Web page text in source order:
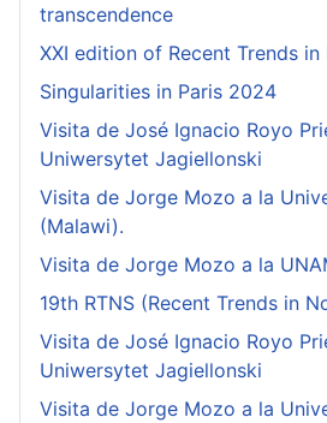
transcendence
XXI edition of Recent Trends
Singularities in Paris 2024
Visita de José Ignacio Royo
Uniwersytet Jagiellonski
Visita de Jorge Mozo a la
(Malawi).
Visita de Jorge Mozo a la
19th RTNS (Recent Trends in
Visita de José Ignacio Royo
Uniwersytet Jagiellonski
Visita de Jorge Mozo a la